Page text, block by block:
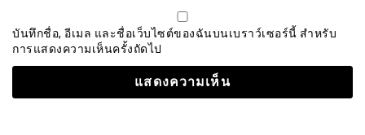
บันทึกชื่อ, อีเมล และชื่อเว็บไซต์ของฉันบนเบราว์เซอร์นี้ สำหรับ
การแสดงความเห็นครั้งถัดไป